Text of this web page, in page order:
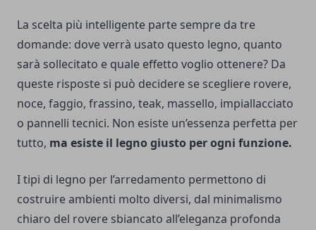
La scelta più intelligente parte sempre da tre
domande: dove verrà usato questo legno, quanto
sarà sollecitato e quale effetto voglio ottenere? Da
queste risposte si può decidere se scegliere rovere,
noce, faggio, frassino, teak, massello, impiallacciato
o pannelli tecnici. Non esiste un’essenza perfetta per
tutto, ma esiste il legno giusto per ogni funzione.
I tipi di legno per l’arredamento permettono di
costruire ambienti molto diversi, dal minimalismo
chiaro del rovere sbiancato all’eleganza profonda